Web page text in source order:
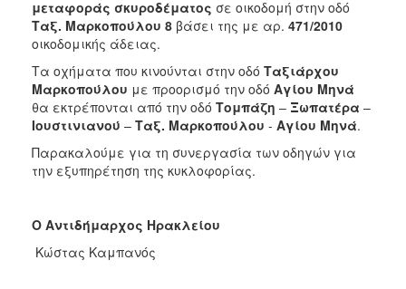
2010
2006
ΑΝΘΕΚΤΙΚΗ
μεταφοράς σκυροδέματος σε οικοδομή στην οδό
Ταξ. Μαρκοπούλου 8 βάσει της με αρ. 471/2010
οικοδομικής άδειας.
Τα οχήματα που κινούνται στην οδό Ταξιάρχου
Μαρκοπούλου με προορισμό την οδό Αγίου Μηνά
θα εκτρέπονται από την οδό Τομπάζη – Ξωπατέρα –
Ιουστινιανού – Ταξ. Μαρκοπούλου - Αγίου Μηνά.
Παρακαλούμε για τη συνεργασία των οδηγών για
την εξυπηρέτηση της κυκλοφορίας.
O Αντιδήμαρχος Ηρακλείου
Κώστας Καμπανός